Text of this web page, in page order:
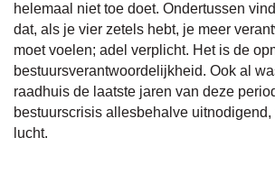
helemaal niet toe doet. Ondertussen
dat, als je vier zetels hebt, je meer
moet voelen; adel verplicht. Het is de
bestuursverantwoordelijkheid. Ook al
raadhuis de laatste jaren van deze
bestuurscrisis allesbehalve
lucht.